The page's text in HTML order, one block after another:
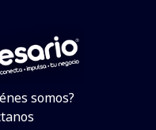
somos?